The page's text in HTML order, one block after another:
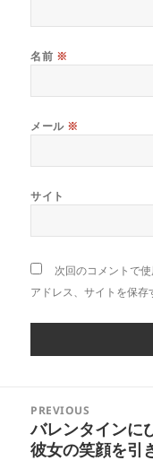
名前 ※
メール ※
サイト
次回のコメントで
アドレス、サイトを保存
PREVIOUS
Previous
post:
バレンタインに
彼女の笑顔を引